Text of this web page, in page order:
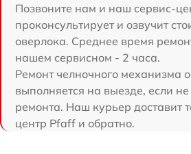
Позвоните нам и наш сервис-
проконсультирует и озвучит
оверлока. Среднее время
нашем сервисном - 2 часа.
Ремонт челночного механизма
выполняется на выезде, если
ремонта. Наш курьер доставит
центр Pfaff и обратно.